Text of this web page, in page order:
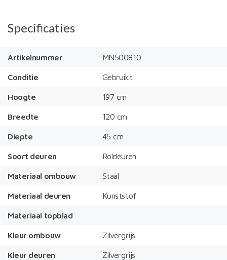
Specificaties
Artikelnummer MN500810
Conditie Gebruikt
Hoogte 197 cm
Breedte 120 cm
Diepte 45 cm
Soort deuren Roldeuren
Materiaal ombouw Staal
Materiaal deuren Kunststof
Materiaal topblad
Kleur ombouw Zilvergrijs
Kleur deuren Zilvergrijs